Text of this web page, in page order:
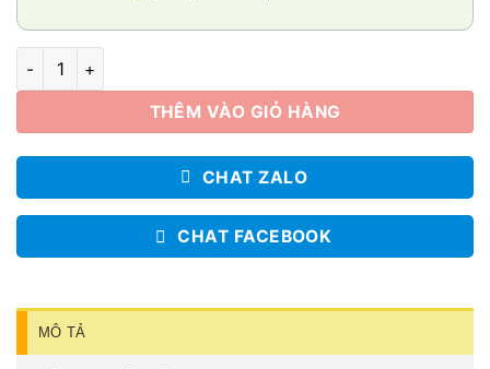
Tình yêu nhiệm màu 004 số lượng
THÊM VÀO GIỎ HÀNG
CHAT ZALO
CHAT FACEBOOK
MÔ TẢ